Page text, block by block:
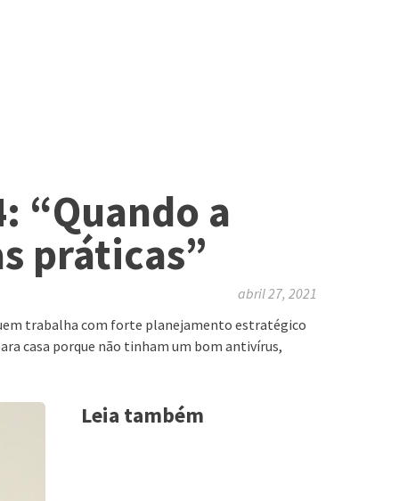
“Quando a
práticas”
abril 27, 2021
trabalha com forte planejamento estratégico
casa porque não tinham um bom antivírus,
Leia também